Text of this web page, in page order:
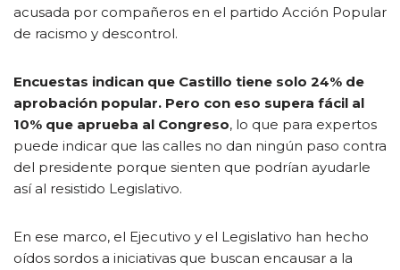
acusada por compañeros en el partido Acción Popular
de racismo y descontrol.
Encuestas indican que Castillo tiene solo 24% de
aprobación popular. Pero con eso supera fácil al
10% que aprueba al Congreso, lo que para expertos
puede indicar que las calles no dan ningún paso contra
del presidente porque sienten que podrían ayudarle
así al resistido Legislativo.
En ese marco, el Ejecutivo y el Legislativo han hecho
oídos sordos a iniciativas que buscan encausar a la